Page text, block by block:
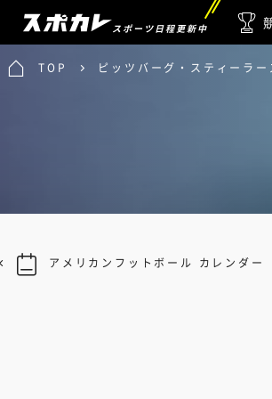
スポーツ日程更新中
TOP ピッツバーグ・スティーラ
アメリカンフットボール カレンダー